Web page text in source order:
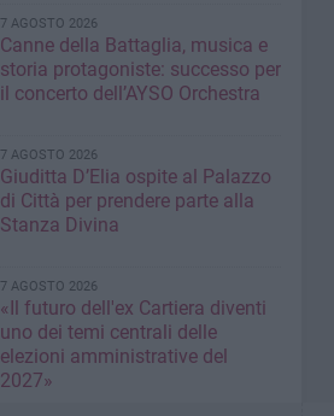
7 AGOSTO 2026
Canne della Battaglia, musica e
storia protagoniste: successo per
il concerto dell’AYSO Orchestra
7 AGOSTO 2026
Giuditta D’Elia ospite al Palazzo
di Città per prendere parte alla
Stanza Divina
7 AGOSTO 2026
«Il futuro dell'ex Cartiera diventi
uno dei temi centrali delle
elezioni amministrative del
2027»